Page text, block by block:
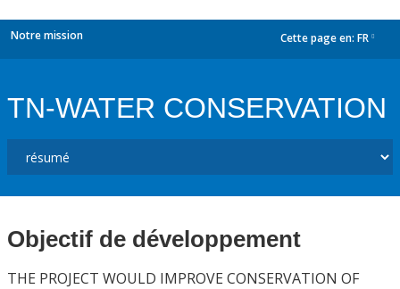
Notre mission Cette page en: FR
TN-WATER CONSERVATION
Objectif de développement
THE PROJECT WOULD IMPROVE CONSERVATION OF